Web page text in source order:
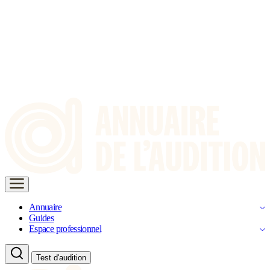
Annuaire
Guides
Espace professionnel
Test d'audition